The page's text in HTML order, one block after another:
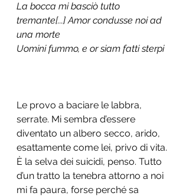
La bocca mi basciò tutto
tremante[...] Amor condusse noi ad
una morte
Uomini fummo, e or siam fatti sterpi
Le provo a baciare le labbra,
serrate. Mi sembra d’essere
diventato un albero secco, arido,
esattamente come lei, privo di vita.
È la selva dei suicidi, penso. Tutto
d’un tratto la tenebra attorno a noi
mi fa paura, forse perché sa